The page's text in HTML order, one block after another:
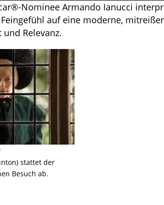
Nominee Armando Ianucci
auf eine moderne,
Relevanz.
stattet der
Besuch ab.